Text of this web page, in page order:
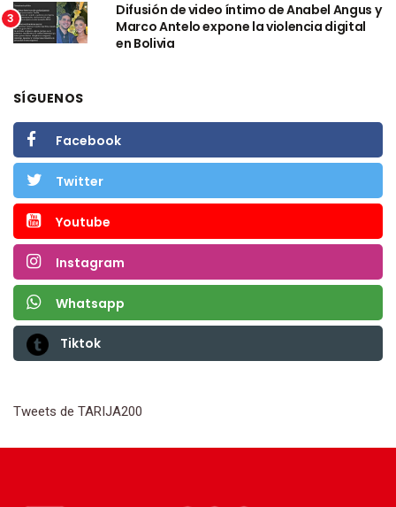
3
Difusión de video íntimo de Anabel Angus y
Marco Antelo expone la violencia digital
en Bolivia
SÍGUENOS
Facebook
Twitter
Youtube
Instagram
Whatsapp
Tiktok
Tweets de TARIJA200